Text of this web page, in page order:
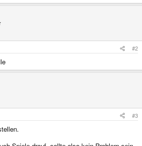
#2
#3